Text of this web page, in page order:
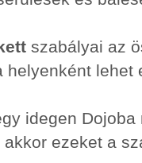
szabályai az
helyenként
idegen
ezeket a